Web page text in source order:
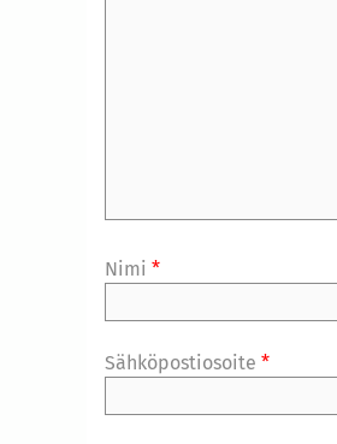
Nimi *
Sähköpostiosoite *